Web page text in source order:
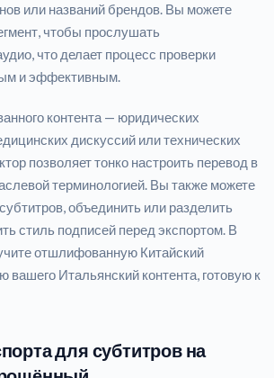
или названий брендов. Вы можете
чтобы прослушать
что делает процесс проверки
и эффективным.
контента — юридических
дискуссий или технических
позволяет тонко настроить перевод в
терминологией. Вы также можете
объединить или разделить
стиль подписей перед экспортом. В
отшлифованную Китайский
Итальянский контента, готовую к
для субтитров на